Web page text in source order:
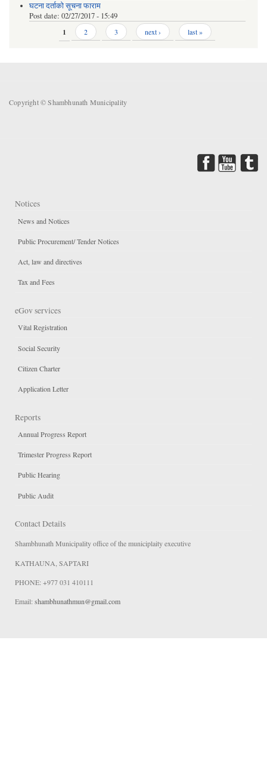
घटना दर्ताको सूचना फाराम
Post date: 02/27/2017 - 15:49
1 2 3 next › last »
Copyright © Shambhunath Municipality
Notices
News and Notices
Public Procurement/ Tender Notices
Act, law and directives
Tax and Fees
eGov services
Vital Registration
Social Security
Citizen Charter
Application Letter
Reports
Annual Progress Report
Trimester Progress Report
Public Hearing
Public Audit
Contact Details
Shambhunath Municipality office of the municiplaity executive
KATHAUNA, SAPTARI
PHONE: +977 031 410111
Email: shambhunathmun@gmail.com